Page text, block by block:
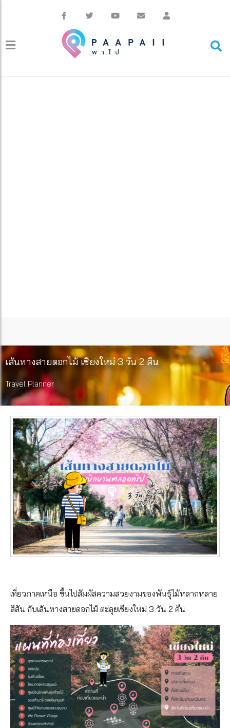
เส้นทางสายดอกไม้ เชียงใหม่ 3 วัน 2 คืน
Travel Planner
เที่ยวภาคเหนือ ขึ้นไปสัมผัสความสวยงามของพันธุ์ไม้หลากหลาย
สีสัน กับเส้นทางสายดอกไม้ ตะลุยเชียงใหม่ 3 วัน 2 คืน